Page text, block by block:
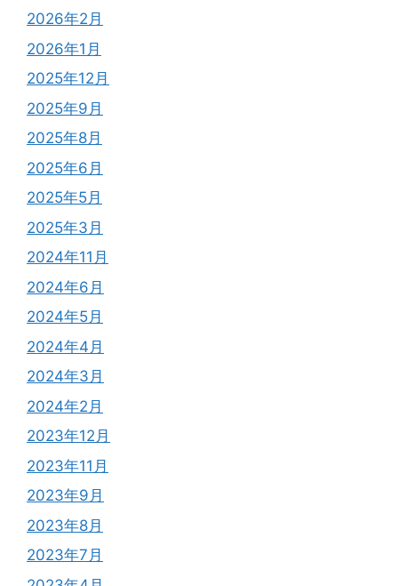
2026年2月
2026年1月
2025年12月
2025年9月
2025年8月
2025年6月
2025年5月
2025年3月
2024年11月
2024年6月
2024年5月
2024年4月
2024年3月
2024年2月
2023年12月
2023年11月
2023年9月
2023年8月
2023年7月